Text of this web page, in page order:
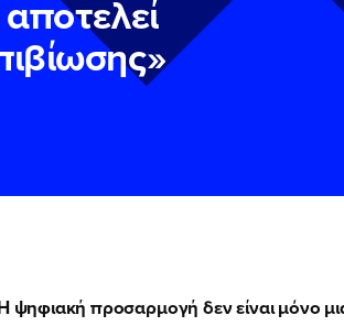
προσαρμογή δεν είναι μόνο